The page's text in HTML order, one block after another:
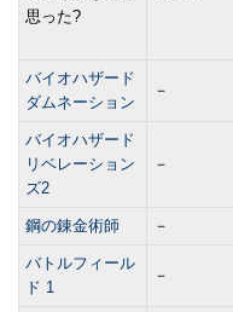
思った?
バイオハザード
ダムネーション
－
バイオハザード
リベレーション
ズ2
－
鋼の錬金術師 －
バトルフィール
ド 1
－